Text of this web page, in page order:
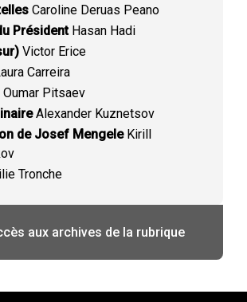
Caroline Deruas Peano
PrésidentHasan Hadi
Victor Erice
Carreira
Oumar Pitsaev
Alexander Kuznetsov
de Josef MengeleKirill
Tronche
aux archives de la rubrique